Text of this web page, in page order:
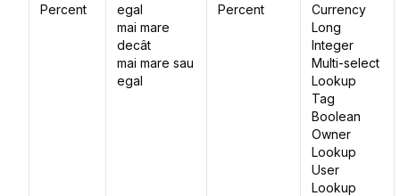
Percent
egal
mai mare
decât
mai mare sau
egal
Percent
Currency
Long
Integer
Multi-select
Lookup
Tag
Boolean
Owner
Lookup
User
Lookup